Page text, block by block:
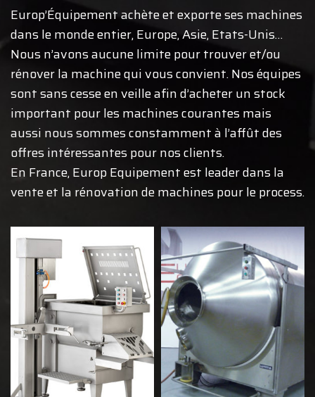
Europ’Équipement achète et exporte ses machines
dans le monde entier, Europe, Asie, Etats-Unis…
Nous n’avons aucune limite pour trouver et/ou
rénover la machine qui vous convient. Nos équipes
sont sans cesse en veille afin d’acheter un stock
important pour les machines courantes mais
aussi nous sommes constamment à l’affût des
offres intéressantes pour nos clients.
En France, Europ Equipement est leader dans la
vente et la rénovation de machines pour le process.